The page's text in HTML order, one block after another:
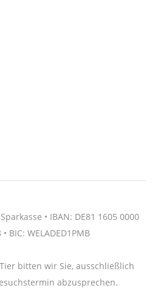
• IBAN: DE81 1605 0000
BIC: WELADED1PMB
bitten wir Sie, ausschließlich
abzusprechen.